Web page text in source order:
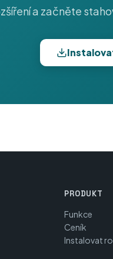
a začněte
PRODUKT
Funkce
Ceník
Instalovat